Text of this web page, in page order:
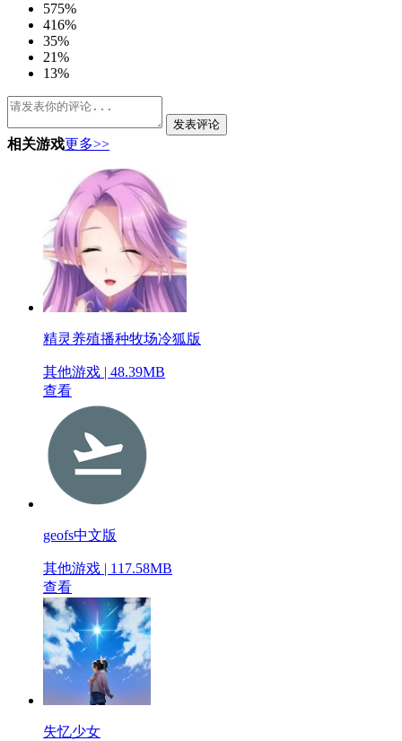
575%
416%
35%
21%
13%
发表评论
相关游戏更多>>
精灵养殖播种牧场冷狐版
其他游戏 | 48.39MB
查看
geofs中文版
其他游戏 | 117.58MB
查看
失忆少女